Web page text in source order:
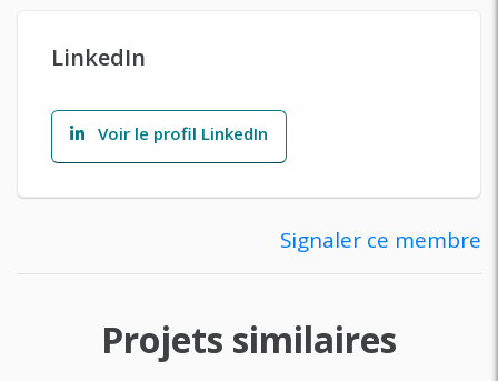
LinkedIn
Voir le profil LinkedIn
Signaler ce membre
Projets similaires